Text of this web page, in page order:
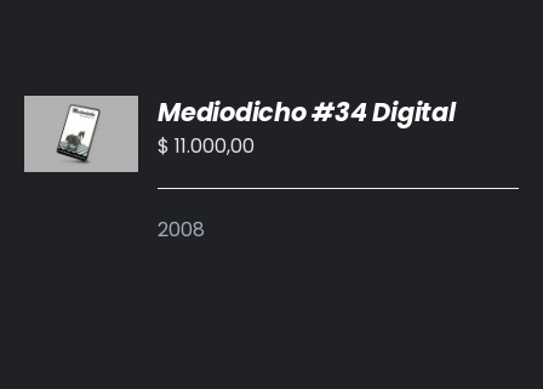
AL
CARRITO
/
Mediodicho #34 Digital
$ 11.000,00
2008